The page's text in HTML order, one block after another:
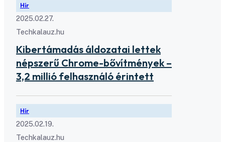
Hír
2025.02.27.
Techkalauz.hu
Kibertámadás áldozatai lettek
népszerű Chrome-bővítmények –
3,2 millió felhasználó érintett
Hír
2025.02.19.
Techkalauz.hu